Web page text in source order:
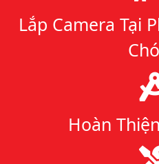
Lắp Camera Tại
Hoàn